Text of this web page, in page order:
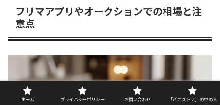
フリマアプリやオークションでの相場と注
意点
ホーム プライバシーポリシー お問い合わせ 「どこストア」の中の人